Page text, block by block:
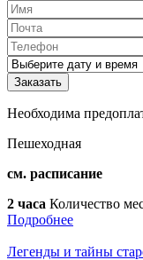
Необходима
Пешеходная
см. расписание
2 часа Количество
Подробнее
Легенды и тайны